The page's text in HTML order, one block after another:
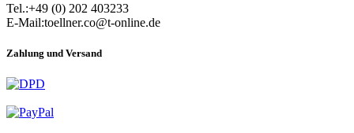
Tel.:+49 (0) 202 403233
E-Mail:toellner.co@t-online.de
Zahlung und Versand